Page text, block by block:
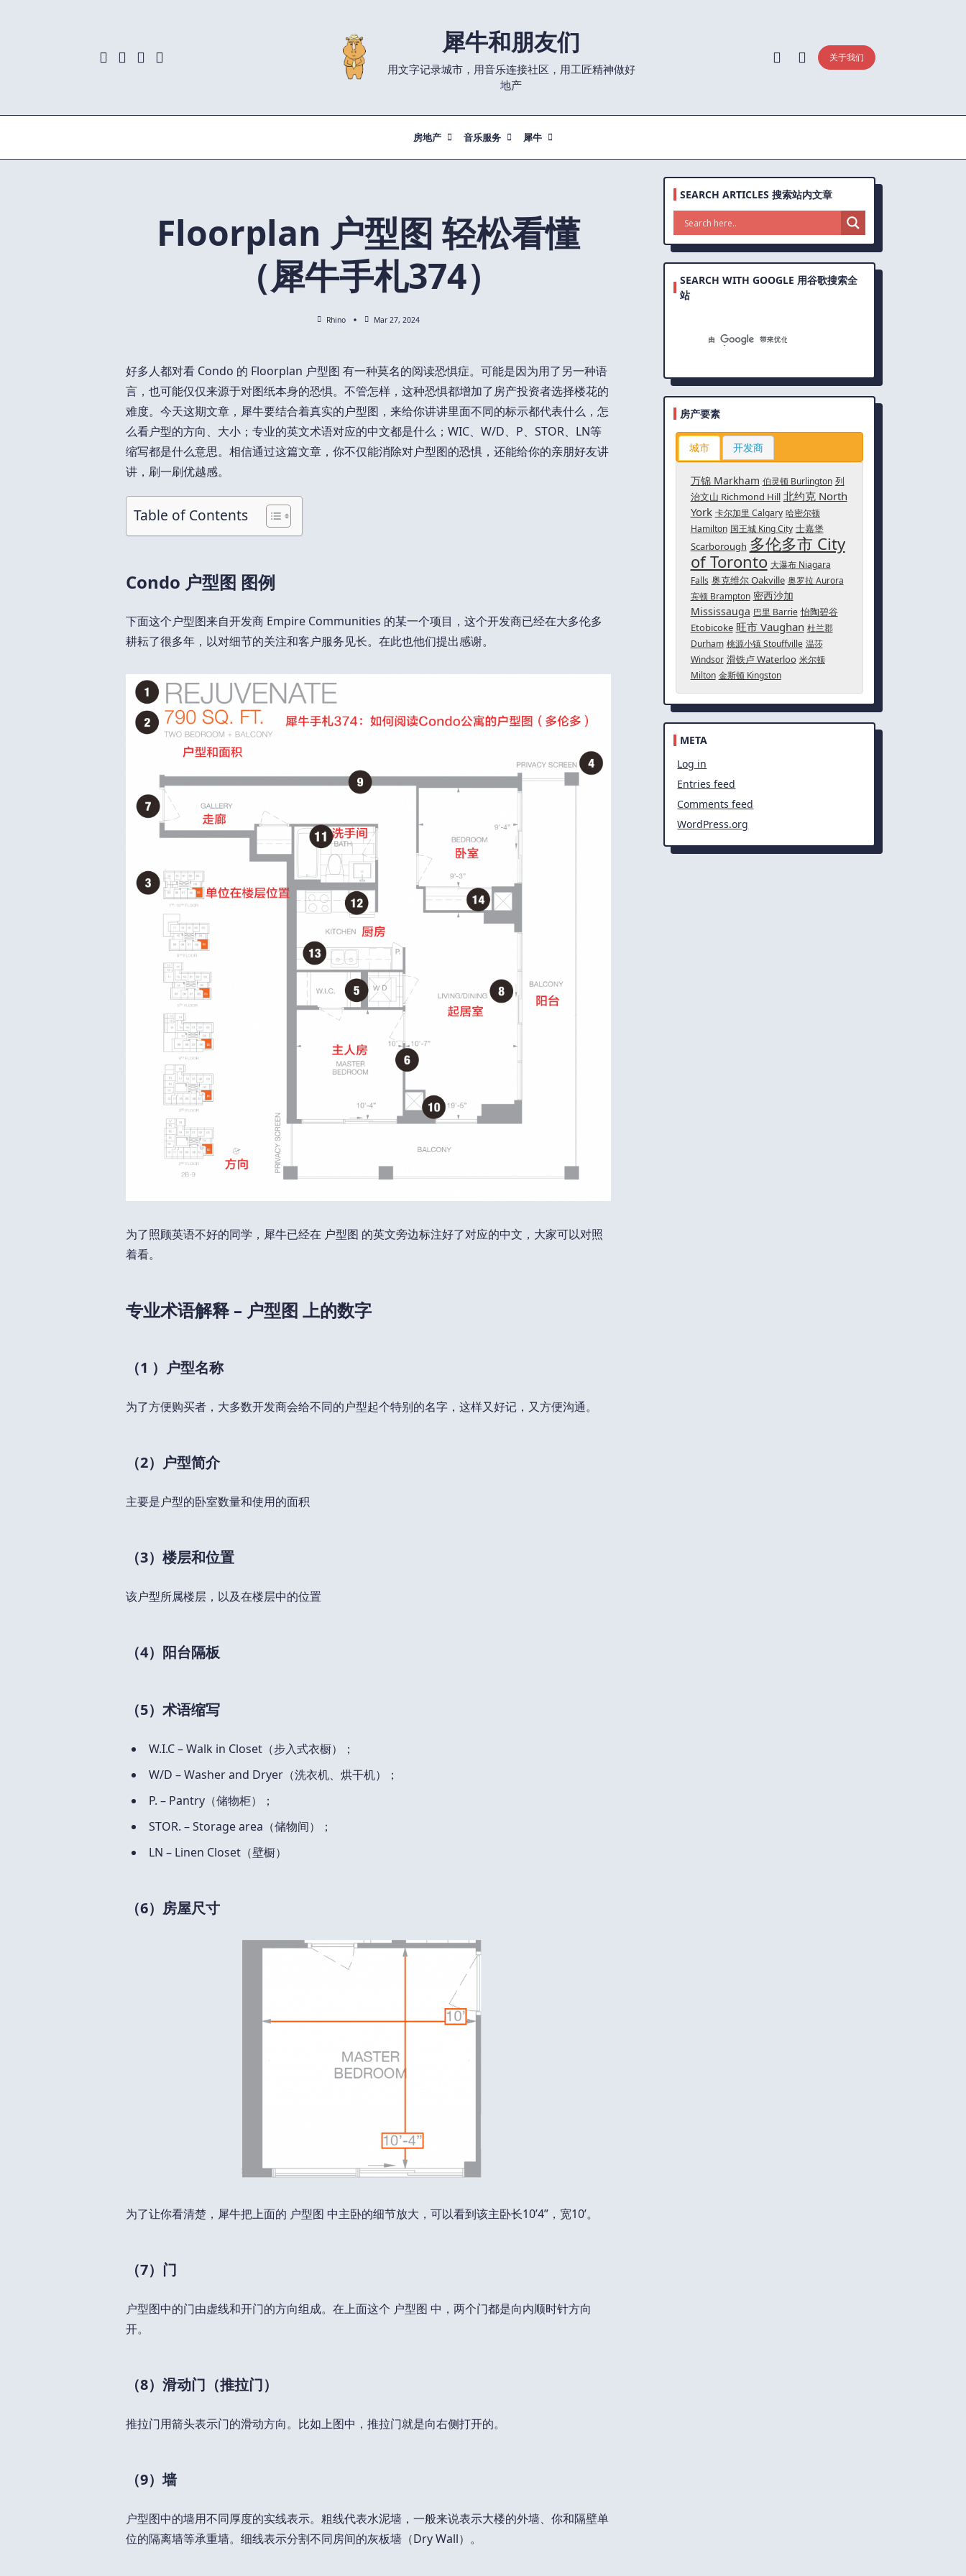
犀牛和朋友们
用文字记录城市，用音乐连接社区，用工匠精神做好
地产
关于我们
房地产 音乐服务 犀牛
Floorplan 户型图 轻松看懂
（犀牛手札374）
Rhino Mar 27, 2024
好多人都对看 Condo 的 Floorplan 户型图 有一种莫名的阅读恐惧症。可能是因为用了另一种语
言，也可能仅仅来源于对图纸本身的恐惧。不管怎样，这种恐惧都增加了房产投资者选择楼花的
难度。今天这期文章，犀牛要结合着真实的户型图，来给你讲讲里面不同的标示都代表什么，怎
么看户型的方向、大小；专业的英文术语对应的中文都是什么；WIC、W/D、P、STOR、LN等
缩写都是什么意思。相信通过这篇文章，你不仅能消除对户型图的恐惧，还能给你的亲朋好友讲
讲，刷一刷优越感。
Table of Contents
Condo 户型图 图例
下面这个户型图来自开发商 Empire Communities 的某一个项目，这个开发商已经在大多伦多
耕耘了很多年，以对细节的关注和客户服务见长。在此也他们提出感谢。
为了照顾英语不好的同学，犀牛已经在 户型图 的英文旁边标注好了对应的中文，大家可以对照
着看。
专业术语解释 – 户型图 上的数字
（1 ）户型名称
为了方便购买者，大多数开发商会给不同的户型起个特别的名字，这样又好记，又方便沟通。
（2）户型简介
主要是户型的卧室数量和使用的面积
（3）楼层和位置
该户型所属楼层，以及在楼层中的位置
（4）阳台隔板
（5）术语缩写
W.I.C – Walk in Closet（步入式衣橱）；
W/D – Washer and Dryer（洗衣机、烘干机）；
P. – Pantry（储物柜）；
STOR. – Storage area（储物间）；
LN – Linen Closet（壁橱）
（6）房屋尺寸
为了让你看清楚，犀牛把上面的 户型图 中主卧的细节放大，可以看到该主卧长10’4”，宽10’。
（7）门
户型图中的门由虚线和开门的方向组成。在上面这个 户型图 中，两个门都是向内顺时针方向
开。
（8）滑动门（推拉门）
推拉门用箭头表示门的滑动方向。比如上图中，推拉门就是向右侧打开的。
（9）墙
户型图中的墙用不同厚度的实线表示。粗线代表水泥墙，一般来说表示大楼的外墙、你和隔壁单
位的隔离墙等承重墙。细线表示分割不同房间的灰板墙（Dry Wall）。
SEARCH ARTICLES 搜索站内文章
SEARCH WITH GOOGLE 用谷歌搜索全
站
房产要素
城市 开发商
万锦 Markham 伯灵顿 Burlington 列
治文山 Richmond Hill 北约克 North
York 卡尔加里 Calgary 哈密尔顿
Hamilton 国王城 King City 士嘉堡
Scarborough 多伦多市 City
of Toronto 大瀑布 Niagara
Falls 奥克维尔 Oakville 奥罗拉 Aurora
宾顿 Brampton 密西沙加
Mississauga 巴里 Barrie 怡陶碧谷
Etobicoke 旺市 Vaughan 杜兰郡
Durham 桃源小镇 Stouffville 温莎
Windsor 滑铁卢 Waterloo 米尔顿
Milton 金斯顿 Kingston
META
Log in
Entries feed
Comments feed
WordPress.org